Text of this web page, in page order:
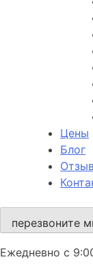
Цены
Блог
перезвоните
Ежедневно с